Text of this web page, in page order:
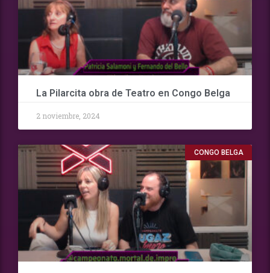
La Pilarcita obra de Teatro en Congo Belga
2 noviembre, 2024
CONGO BELGA